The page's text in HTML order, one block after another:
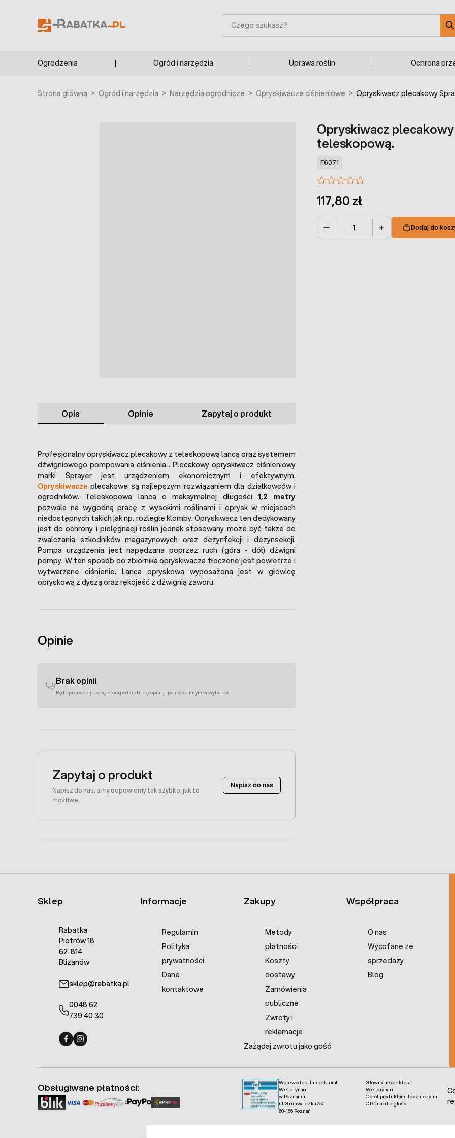
Szukaj
Ogrodzenia Ogród i narzędzia Uprawa roślin Ochrona
Strona główna > Ogród i narzędzia > Narzędzia ogrodnicze > Opryskiwacze ciśnieniowe > Opryskiwacz plecakowy
Opryskiwacz
teleskopową.
F6071
117,80 zł
Dodaj do
Opis Opinie Zapytaj o produkt
Profesjonalny opryskiwacz plecakowy z teleskopową lancą oraz systemem
dźwigniowego pompowania ciśnienia . Plecakowy opryskiwacz ciśnieniowy
marki Sprayer jest urządzeniem ekonomicznym i efektywnym.
Opryskiwacze plecakowe są najlepszym rozwiązaniem dla działkowców i
ogrodników. Teleskopowa lanca o maksymalnej długości 1,2 metry
pozwala na wygodną pracę z wysokimi roślinami i oprysk w miejscach
niedostępnych takich jak np. rozległe klomby. Opryskiwacz ten dedykowany
jest do ochrony i pielęgnacji roślin jednak stosowany może być także do
zwalczania szkodników magazynowych oraz dezynfekcji i dezynsekcji.
Pompa urządzenia jest napędzana poprzez ruch (góra - dół) dźwigni
pompy. W ten sposób do zbiornika opryskiwacza tłoczone jest powietrze i
wytwarzane ciśnienie. Lanca opryskowa wyposażona jest w głowicę
opryskową z dyszą oraz rękojeść z dźwignią zaworu.
Opinie
Brak opinii
Bądź pierwszą osobą, która podzieli się opinią i pomoże innym w wyborze.
Zapytaj o produkt
Napisz do nas, a my odpowiemy tak szybko, jak to
możliwe.
Napisz do nas
Sklep
Rabatka
Piotrów 18
62-814
Blizanów
sklep@rabatka.pl
0048 62
739 40 30
Informacje
Regulamin
Polityka
prywatności
Dane
kontaktowe
Zakupy
Metody
płatności
Koszty
dostawy
Zamówienia
publiczne
Zwroty i
reklamacje
Zażądaj zwrotu jako gość
Współpraca
O nas
Wycofane ze
sprzedaży
Blog
Wojewódzki Inspektorat
Weterynarii
w Poznaniu
ul. Grunwaldzka 250
60-166 Poznań
Główny Inspektorat
Weterynarii
Obrót produktami leczniczymi
OTC na odległość
Obsługiwane płatności: